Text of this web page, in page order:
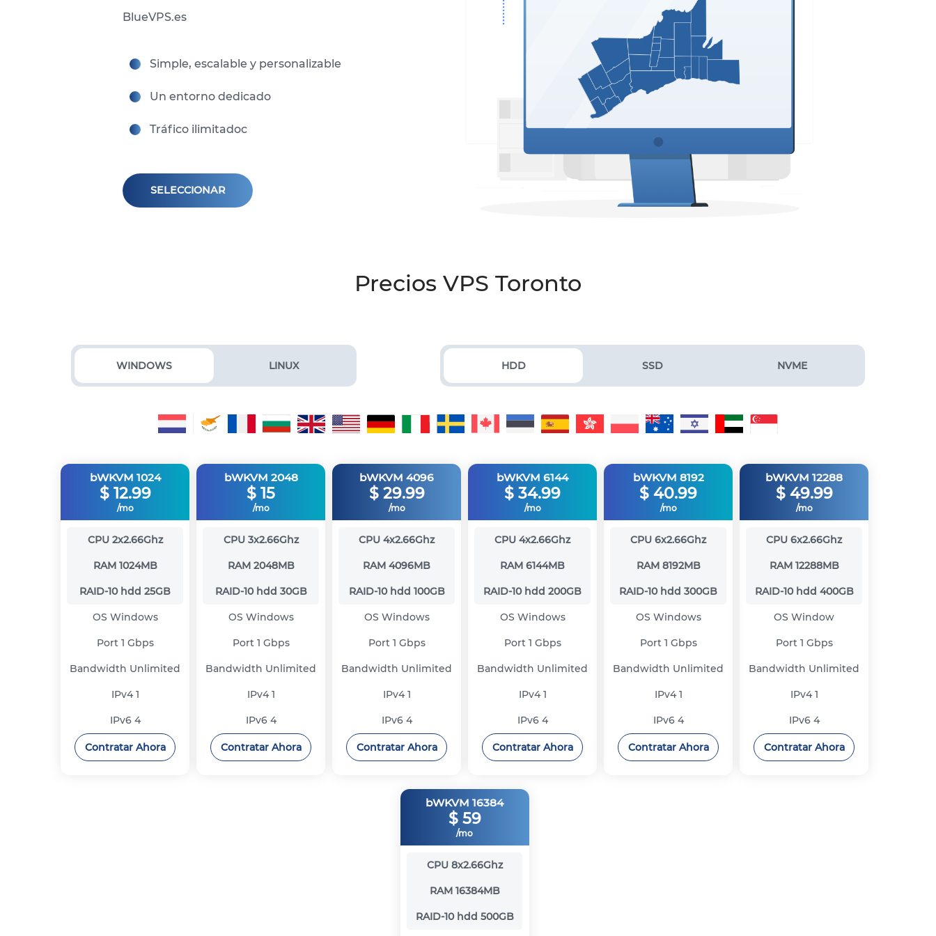
BlueVPS.es
Simple, escalable y personalizable
Un entorno dedicado
Tráfico ilimitadoc
SELECCIONAR
Precios VPS Toronto
WINDOWS LINUX HDD SSD NVME
bWKVM 1024
$ 12.99
/mo
CPU 2x2.66Ghz
RAM 1024MB
RAID-10 hdd 25GB
OS Windows
Port 1 Gbps
Bandwidth Unlimited
IPv41
IPv6 4
Contratar Ahora
bWKVM 2048
$ 15
/mo
CPU 3x2.66Ghz
RAM 2048MB
RAID-10 hdd 30GB
OS Windows
Port 1 Gbps
Bandwidth Unlimited
IPv41
IPv6 4
Contratar Ahora
bWKVM 4096
$ 29.99
/mo
CPU 4x2.66Ghz
RAM 4096MB
RAID-10 hdd 100GB
OS Windows
Port 1 Gbps
Bandwidth Unlimited
IPv41
IPv6 4
Contratar Ahora
bWKVM 6144
$ 34.99
/mo
CPU 4x2.66Ghz
RAM 6144MB
RAID-10 hdd 200GB
OS Windows
Port 1 Gbps
Bandwidth Unlimited
IPv41
IPv6 4
Contratar Ahora
bWKVM 8192
$ 40.99
/mo
CPU 6x2.66Ghz
RAM 8192MB
RAID-10 hdd 300GB
OS Windows
Port 1 Gbps
Bandwidth Unlimited
IPv41
IPv6 4
Contratar Ahora
bWKVM 12288
$ 49.99
/mo
CPU 6x2.66Ghz
RAM 12288MB
RAID-10 hdd 400GB
OS Window
Port 1 Gbps
Bandwidth Unlimited
IPv41
IPv6 4
Contratar Ahora
bWKVM 16384
$ 59
/mo
CPU 8x2.66Ghz
RAM 16384MB
RAID-10 hdd 500GB